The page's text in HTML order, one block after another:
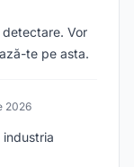
Vor
te pe asta.
2026